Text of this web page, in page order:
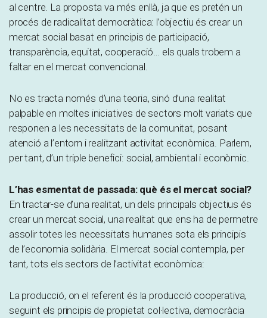
al centre. La proposta va més enllà, ja que es pretén un
procés de radicalitat democràtica: l’objectiu és crear un
mercat social basat en principis de participació,
transparència, equitat, cooperació… els quals trobem a
faltar en el mercat convencional.
No es tracta només d’una teoria, sinó d’una realitat
palpable en moltes iniciatives de sectors molt variats que
responen a les necessitats de la comunitat, posant
atenció a l’entorn i realitzant activitat econòmica. Parlem,
per tant, d’un triple benefici: social, ambiental i econòmic.
L’has esmentat de passada: què és el mercat social?
En tractar-se d’una realitat, un dels principals objectius és
crear un mercat social, una realitat que ens ha de permetre
assolir totes les necessitats humanes sota els principis
de l’economia solidària. El mercat social contempla, per
tant, tots els sectors de l’activitat econòmica:
La producció, on el referent és la producció cooperativa,
seguint els principis de propietat col·lectiva, democràcia